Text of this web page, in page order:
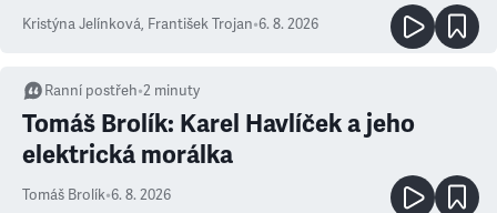
Kristýna Jelínková, František Trojan•6. 8. 2026
Ranní postřeh•2 minuty
Tomáš Brolík: Karel Havlíček a jeho
elektrická morálka
Tomáš Brolík•6. 8. 2026